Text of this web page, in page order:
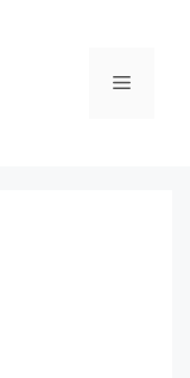
Меню